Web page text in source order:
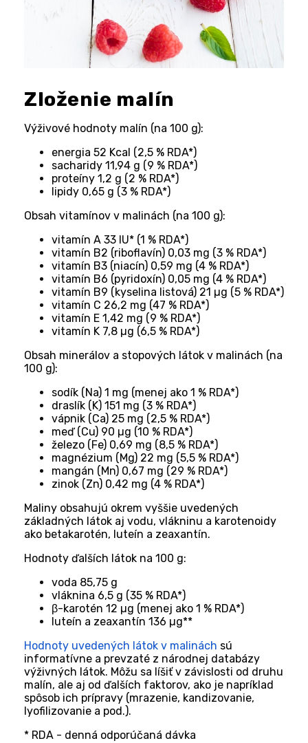
Zloženie malín
Výživové hodnoty malín (na 100 g):
energia 52 Kcal (2,5 % RDA*)
sacharidy 11,94 g (9 % RDA*)
proteíny 1,2 g (2 % RDA*)
lipidy 0,65 g (3 % RDA*)
Obsah vitamínov v malinách (na 100 g):
vitamín A 33 IU* (1 % RDA*)
vitamín B2 (riboflavín) 0,03 mg (3 % RDA*)
vitamín B3 (niacín) 0,59 mg (4 % RDA*)
vitamín B6 (pyridoxín) 0,05 mg (4 % RDA*)
vitamín B9 (kyselina listová) 21 µg (5 % RDA*)
vitamín C 26,2 mg (47 % RDA*)
vitamín E 1,42 mg (9 % RDA*)
vitamín K 7,8 µg (6,5 % RDA*)
Obsah minerálov a stopových látok v malinách (na
100 g):
sodík (Na) 1 mg (menej ako 1 % RDA*)
draslík (K) 151 mg (3 % RDA*)
vápnik (Ca) 25 mg (2,5 % RDA*)
meď (Cu) 90 µg (10 % RDA*)
železo (Fe) 0,69 mg (8,5 % RDA*)
magnézium (Mg) 22 mg (5,5 % RDA*)
mangán (Mn) 0,67 mg (29 % RDA*)
zinok (Zn) 0,42 mg (4 % RDA*)
Maliny obsahujú okrem vyššie uvedených
základných látok aj vodu, vlákninu a karotenoidy
ako betakarotén, luteín a zeaxantín.
Hodnoty ďalších látok na 100 g:
voda 85,75 g
vláknina 6,5 g (35 % RDA*)
β-karotén 12 µg (menej ako 1 % RDA*)
luteín a zeaxantín 136 µg**
Hodnoty uvedených látok v malinách sú
informatívne a prevzaté z národnej databázy
výživných látok. Môžu sa líšiť v závislosti od druhu
malín, ale aj od ďalších faktorov, ako je napríklad
spôsob ich prípravy (mrazenie, kandizovanie,
lyofilizovanie a pod.).
* RDA - denná odporúčaná dávka